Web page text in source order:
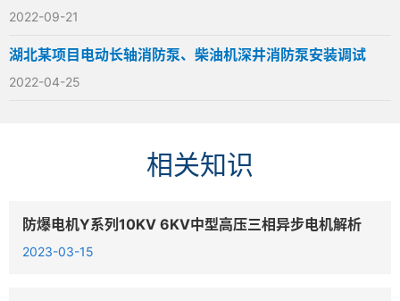
2022-09-21
湖北某项目电动长轴消防泵、柴油机深井消防泵安装调试
2022-04-25
相关知识
防爆电机Y系列10KV 6KV中型高压三相异步电机解析
2023-03-15